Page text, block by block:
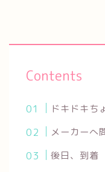
Contents
ドキドキ
メーカーへ
後日、到着